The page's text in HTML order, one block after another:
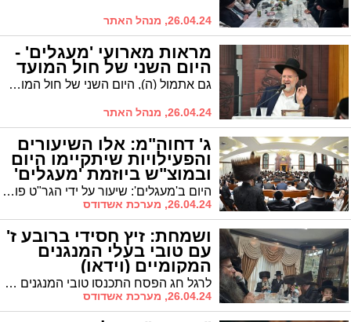
26.04.24, מנהל האתר
מראות מארועי 'מעגלים' -
היום השני של חול המועד
גם אתמול (ה), היום השני של חול המועד, השתתפו אלפים מתושבי העיר בשיעורי התורה שהתקיימו מבית "מעגלים". צפו בגלריה ממצלמתו של יוסי לוי
26.04.24, מנהל האתר
ג' דחוה"מ: אלו השיעורים
והפעילויות שיתקיימו היום
ובמוצ"ש ביוזמת 'מעגלים'
היום ב'מעגלים': שיעור על ידי הגר"ט פולק, מגדולי הדרשנים, בסוגיית 'והגדת לבנך' בבעלזא | ומה מחכה לנשים במוצ"ש?
26.04.24, מערכת אשדודס
ושמחת: זיץ חסידי ברובע ז'
עם טובי בעלי המנגנים
המקומיים (וידאו)
לרגל חג הפסח התכנסו טובי המנגנים החסידיים באשדוד בדירתו של בעל המנגן ר' נחמן אייזנבך ברובע ז' ל'זיץ' חסידי מרגש בראשות ראש ישיבת בית חלקיה הגאון רבי יוסף צבי ברייער
26.04.24, מערכת אשדודס